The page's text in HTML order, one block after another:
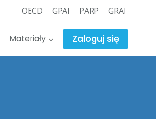
OECD GPAI PARP GRAI
Materiały Zaloguj się